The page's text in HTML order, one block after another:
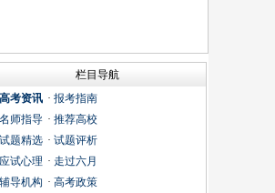
栏目导航
高考资讯 · 报考指南
名师指导 · 推荐高校
试题精选 · 试题评析
应试心理 · 走过六月
辅导机构 · 高考政策